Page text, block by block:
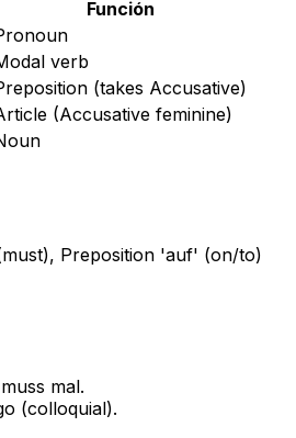
Función
verb
(takes Accusative)
(Accusative feminine)
Preposition 'auf' (on/to)
mal.
(colloquial).